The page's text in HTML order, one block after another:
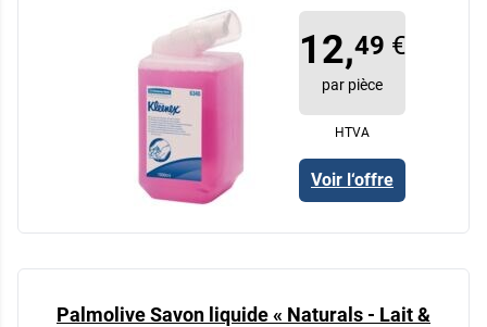
12,49 €
par pièce
HTVA
Voir l‘offre
Palmolive Savon liquide « Naturals - Lait &